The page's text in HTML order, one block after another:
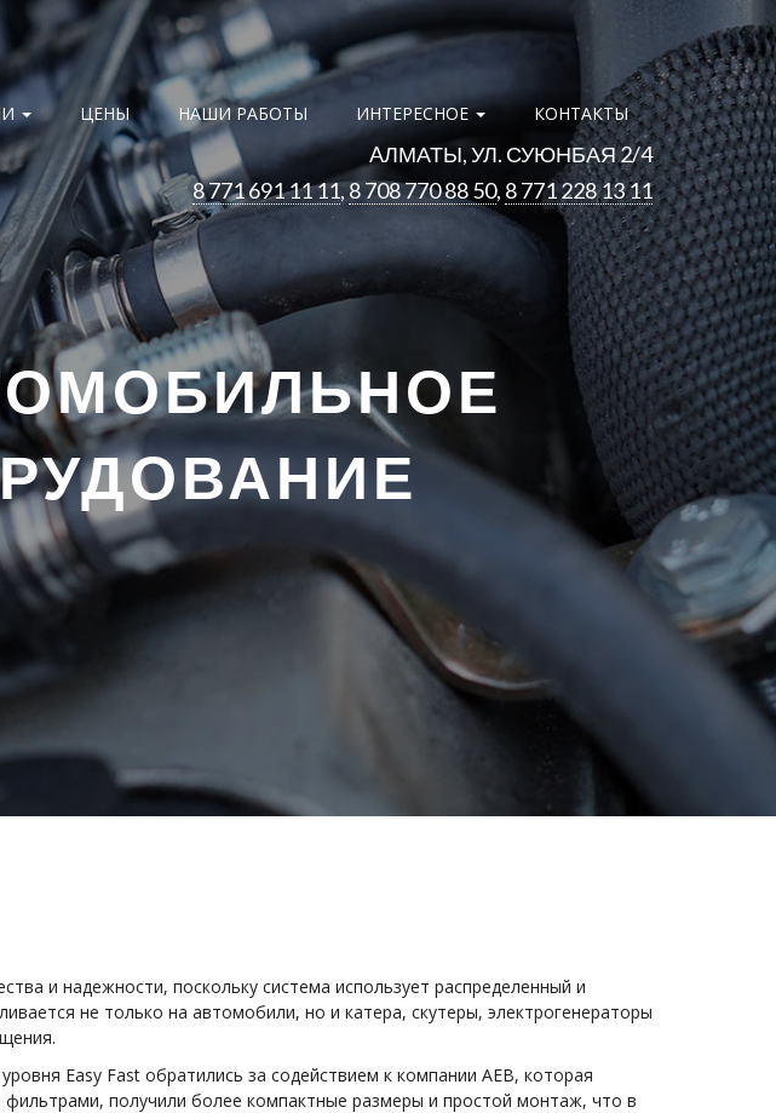
ЦЕНЫ НАШИ РАБОТЫ ИНТЕРЕСНОЕ КОНТАКТЫ
AЛМАТЫ, УЛ. СУЮНБАЯ 2/4
8 771 691 11 11,8 708 770 88 50, 8 771 228 13 11
и надежности, поскольку система использует распределенный и
не только на автомобили, но и катера, скутеры, электрогенераторы
Easy Fast обратились за содействием к компании АЕВ, которая
получили более компактные размеры и простой монтаж, что в